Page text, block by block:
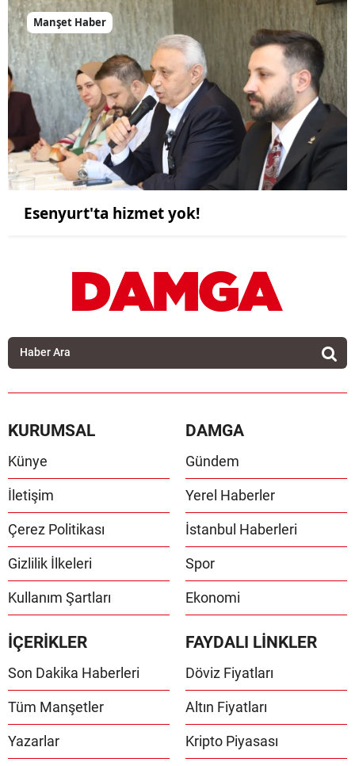
Manşet Haber
Esenyurt'ta hizmet yok!
KURUMSAL
Künye
İletişim
Çerez Politikası
Gizlilik İlkeleri
Kullanım Şartları
DAMGA
Gündem
Yerel Haberler
İstanbul Haberleri
Spor
Ekonomi
İÇERİKLER
Son Dakika Haberleri
Tüm Manşetler
Yazarlar
FAYDALI LİNKLER
Döviz Fiyatları
Altın Fiyatları
Kripto Piyasası